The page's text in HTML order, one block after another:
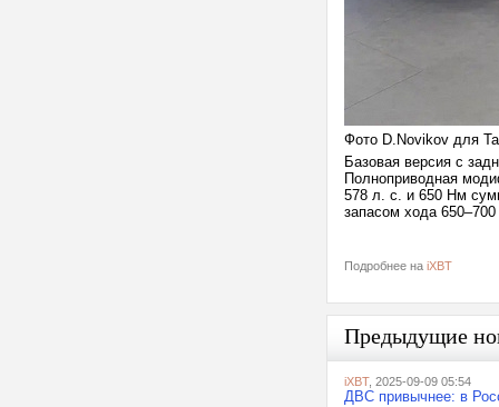
Фото D.Novikov для
Базовая версия с
Полноприводная
578 л. с. и 650 Нм
запасом хода
Подробнее на iXBT
Предыдущие
iXBT, 2025-09-09 05:54
ДВС привычнее: в